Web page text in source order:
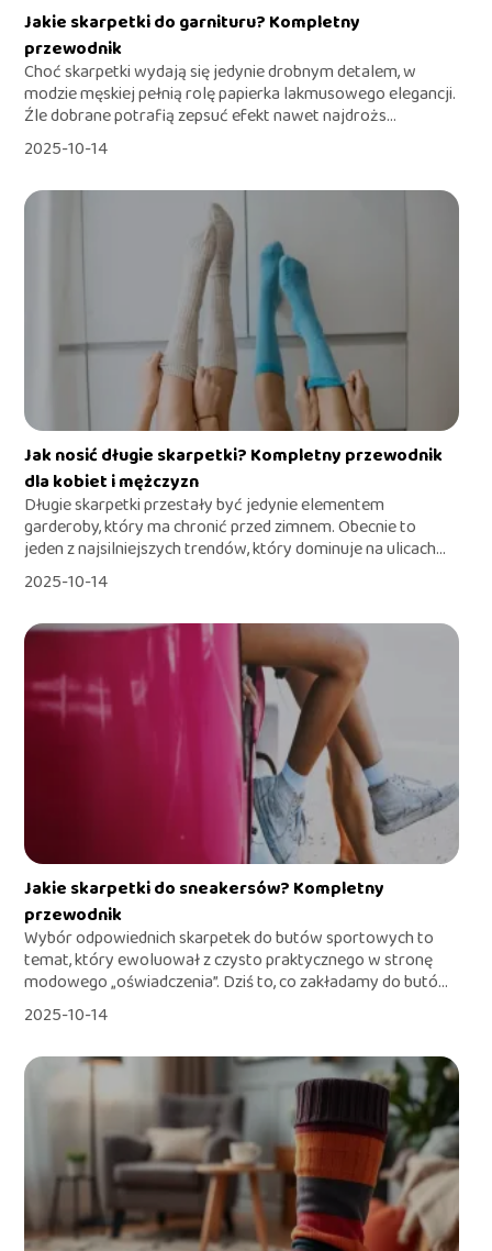
Jakie skarpetki do garnituru? Kompletny
przewodnik
Choć skarpetki wydają się jedynie drobnym detalem, w
modzie męskiej pełnią rolę papierka lakmusowego elegancji.
Źle dobrane potrafią zepsuć efekt nawet najdrożs...
2025-10-14
Jak nosić długie skarpetki? Kompletny przewodnik
dla kobiet i mężczyzn
Długie skarpetki przestały być jedynie elementem
garderoby, który ma chronić przed zimnem. Obecnie to
jeden z najsilniejszych trendów, który dominuje na ulicach...
2025-10-14
Jakie skarpetki do sneakersów? Kompletny
przewodnik
Wybór odpowiednich skarpetek do butów sportowych to
temat, który ewoluował z czysto praktycznego w stronę
modowego „oświadczenia”. Dziś to, co zakładamy do butó...
2025-10-14